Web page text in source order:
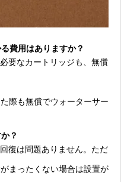
費用はありますか？
要なカートリッジも、無償
際も無償でウォーターサー
？
復は問題ありません。ただ
まったくない場合は設置が